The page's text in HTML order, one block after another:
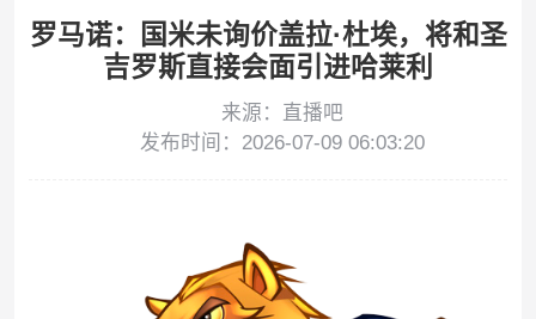
罗马诺：国米未询价盖拉·杜埃，将和圣
吉罗斯直接会面引进哈莱利
来源：直播吧
发布时间：2026-07-09 06:03:20